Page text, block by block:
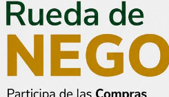
Gobernador Renson
Martínez prioriza nuevas